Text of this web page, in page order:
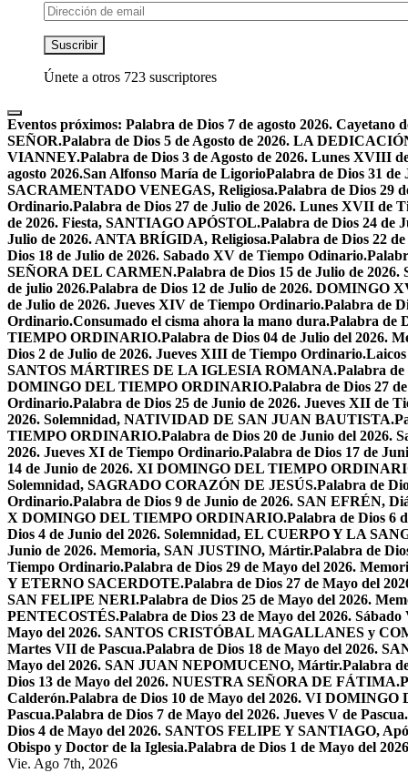
Dirección
de
email
Suscribir
Únete a otros 723 suscriptores
Eventos próximos: Palabra de Dios 7 de agosto 2026. Cayetano
SEÑOR.Palabra de Dios 5 de Agosto de 2026. LA
VIANNEY.Palabra de Dios 3 de Agosto de 2026. Lunes XVIII
agosto 2026.San Alfonso María de LigorioPalabra de Dios 31
SACRAMENTADO VENEGAS, Religiosa.Palabra de Dios 29
Ordinario.Palabra de Dios 27 de Julio de 2026. Lunes XVII de
de 2026. Fiesta, SANTIAGO APÓSTOL.Palabra de Dios 24 de
Julio de 2026. ANTA BRÍGIDA, Religiosa.Palabra de Dios 22
Dios 18 de Julio de 2026. Sabado XV de Tiempo Odinario.
SEÑORA DEL CARMEN.Palabra de Dios 15 de Julio de
de julio 2026.Palabra de Dios 12 de Julio de 2026.
de Julio de 2026. Jueves XIV de Tiempo Ordinario.Palabra de
Ordinario.Consumado el cisma ahora la mano dura.Palabra de
TIEMPO ORDINARIO.Palabra de Dios 04 de Julio del 2026.
Dios 2 de Julio de 2026. Jueves XIII de Tiempo Ordinario.
SANTOS MÁRTIRES DE LA IGLESIA ROMANA.Palabra de
DOMINGO DEL TIEMPO ORDINARIO.Palabra de Dios 27
Ordinario.Palabra de Dios 25 de Junio de 2026. Jueves XII de
2026. Solemnidad, NATIVIDAD DE SAN JUAN BAUTISTA.
TIEMPO ORDINARIO.Palabra de Dios 20 de Junio del 2026.
2026. Jueves XI de Tiempo Ordinario.Palabra de Dios 17 de
14 de Junio de 2026. XI DOMINGO DEL TIEMPO
Solemnidad, SAGRADO CORAZÓN DE JESÚS.Palabra de
Ordinario.Palabra de Dios 9 de Junio de 2026. SAN EFRÉN,
X DOMINGO DEL TIEMPO ORDINARIO.Palabra de Dios 6
Dios 4 de Junio del 2026. Solemnidad, EL CUERPO Y LA
Junio de 2026. Memoria, SAN JUSTINO, Mártir.Palabra de
Tiempo Ordinario.Palabra de Dios 29 de Mayo del 2026.
Y ETERNO SACERDOTE.Palabra de Dios 27 de Mayo del
SAN FELIPE NERI.Palabra de Dios 25 de Mayo del 2026.
PENTECOSTÉS.Palabra de Dios 23 de Mayo del 2026.
Mayo del 2026. SANTOS CRISTÓBAL MAGALLANES y
Martes VII de Pascua.Palabra de Dios 18 de Mayo del 2026.
Mayo del 2026. SAN JUAN NEPOMUCENO, Mártir.Palabra
Dios 13 de Mayo del 2026. NUESTRA SEÑORA DE FÁTIMA.
Calderón.Palabra de Dios 10 de Mayo del 2026. VI DOMINGO
Pascua.Palabra de Dios 7 de Mayo del 2026. Jueves V de Pascua.
Dios 4 de Mayo del 2026. SANTOS FELIPE Y SANTIAGO,
Obispo y Doctor de la Iglesia.Palabra de Dios 1 de Mayo del
Vie. Ago 7th, 2026